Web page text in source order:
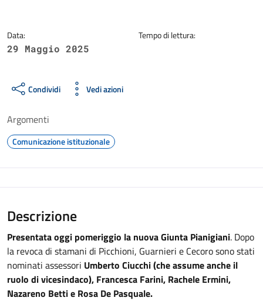
Data:
29 Maggio 2025
Tempo di lettura:
Condividi Vedi azioni
Argomenti
Comunicazione istituzionale
Descrizione
Presentata oggi pomeriggio la nuova Giunta Pianigiani. Dopo
la revoca di stamani di Picchioni, Guarnieri e Cecoro sono stati
nominati assessori Umberto Ciucchi (che assume anche il
ruolo di vicesindaco), Francesca Farini, Rachele Ermini,
Nazareno Betti e Rosa De Pasquale.